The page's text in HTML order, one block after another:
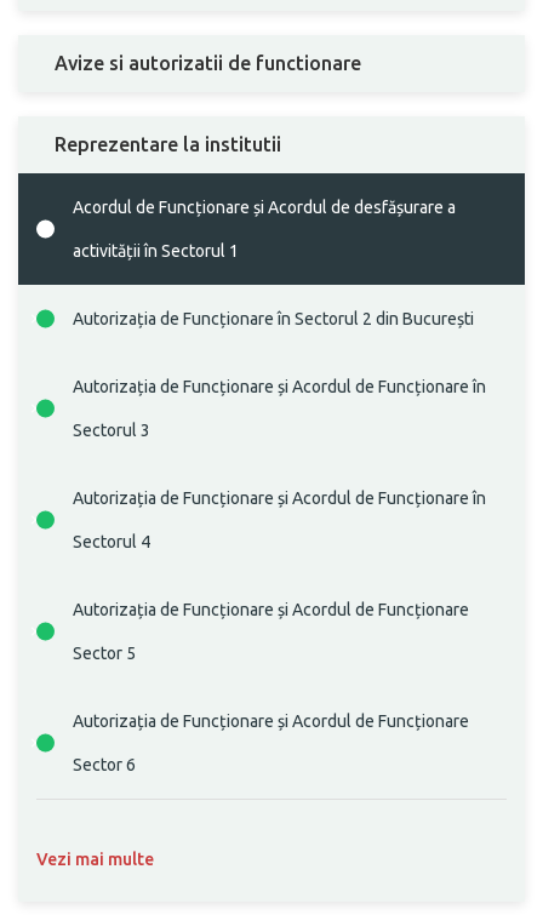
Avize si autorizatii de functionare
Reprezentare la institutii
Acordul de Funcționare și Acordul de desfășurare a
activității în Sectorul 1
Autorizația de Funcționare în Sectorul 2 din București
Autorizația de Funcționare și Acordul de Funcționare în
Sectorul 3
Autorizația de Funcționare și Acordul de Funcționare în
Sectorul 4
Autorizația de Funcționare și Acordul de Funcționare
Sector 5
Autorizația de Funcționare și Acordul de Funcționare
Sector 6
Vezi mai multe